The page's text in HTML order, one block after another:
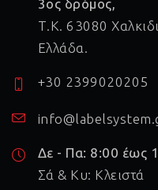
3ος δρόμος,
Τ.Κ. 63080
Ελλάδα.
+30 2399020205
Δε - Πα: 8:00 έως
Σά & Κυ: Κλειστά